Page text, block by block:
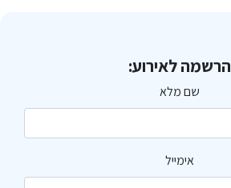
הרשמה לאירוע:
שם מלא
אימייל